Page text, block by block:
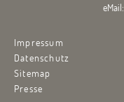
eMail:
Impressum
Datenschutz
Sitemap
Presse